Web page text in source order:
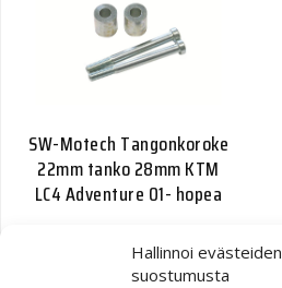
Hallinnoi evästeiden
suostumusta
SW-Motech Tangonkoroke
22mm tanko 28mm KTM
LC4 Adventure 01- hopea
35,00€